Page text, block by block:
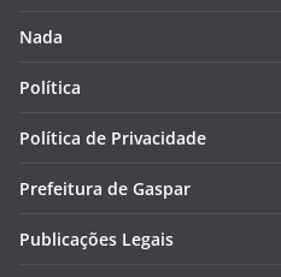
Nada
Política
Política de Privacidade
Prefeitura de Gaspar
Publicações Legais